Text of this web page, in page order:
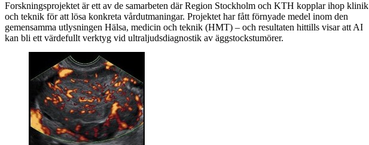
Forskningsprojektet är ett av de samarbeten där Region Stockholm och KTH kopplar ihop klinik
och teknik för att lösa konkreta vårdutmaningar. Projektet har fått förnyade medel inom den
gemensamma utlysningen Hälsa, medicin och teknik (HMT) – och resultaten hittills visar att AI
kan bli ett värdefullt verktyg vid ultraljudsdiagnostik av äggstockstumörer.